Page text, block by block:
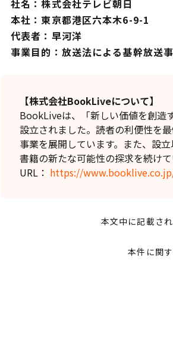
社名：株式会社テレビ朝日
本社：東京都港区六本木6-9-1
代表者：早河洋
事業目的：放送法による基幹放送
【株式会社BookLiveについて】
BookLiveは、「新しい価値を創造
設立されました。読者の利便性を
事業を展開しています。また、設
書籍の新たな可能性の探求を続けて
URL： https://
本文中に記載さ
本件に関